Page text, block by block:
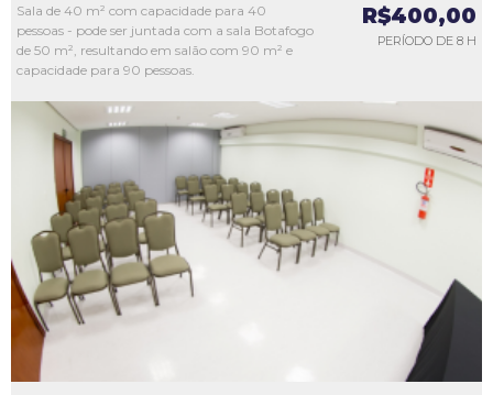
Sala de 40 m² com capacidade para 40
pessoas - pode ser juntada com a sala Botafogo
de 50 m², resultando em salão com 90 m² e
capacidade para 90 pessoas.
R$400,00
PERÍODO DE 8 H
L1
L2
L3
L4